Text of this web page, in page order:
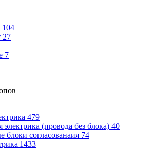
104
27
7
479
электрика (провода без блока) 40
блоки согласованаия 74
1433